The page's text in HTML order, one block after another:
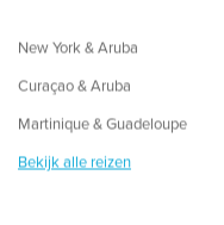
New York & Aruba
Curaçao & Aruba
Martinique & Guadeloupe
Bekijk alle reizen